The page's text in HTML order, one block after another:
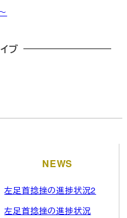
ブ
NEWS
左足首捻挫の進捗状況2
左足首捻挫の進捗状況